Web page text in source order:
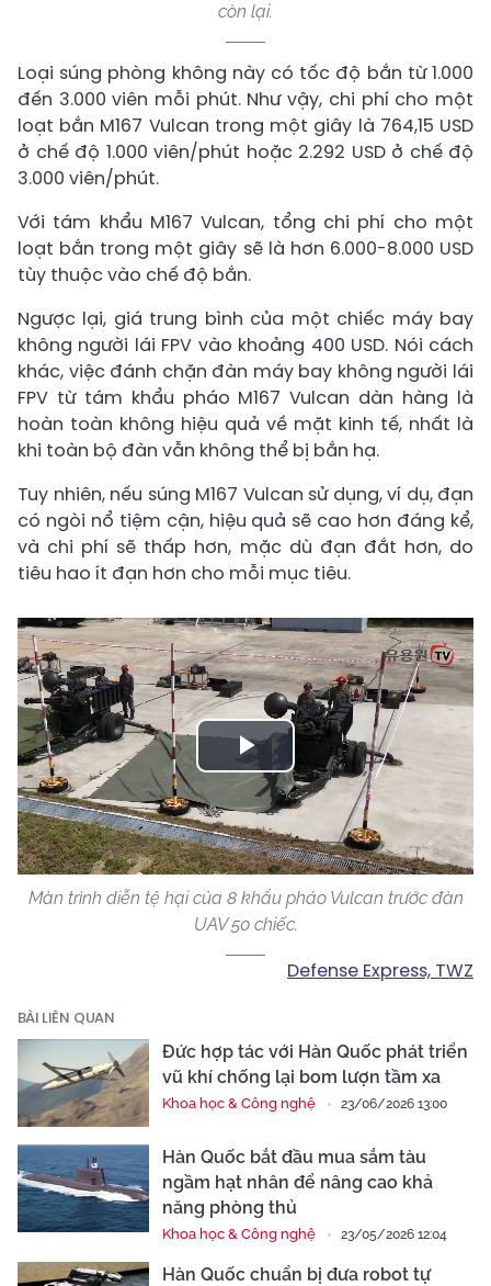
còn lại.
Loại súng phòng không này có tốc độ bắn từ 1.000
đến 3.000 viên mỗi phút. Như vậy, chi phí cho một
loạt bắn M167 Vulcan trong một giây là 764,15 USD
ở chế độ 1.000 viên/phút hoặc 2.292 USD ở chế độ
3.000 viên/phút.
Với tám khẩu M167 Vulcan, tổng chi phí cho một
loạt bắn trong một giây sẽ là hơn 6.000-8.000 USD
tùy thuộc vào chế độ bắn.
Ngược lại, giá trung bình của một chiếc máy bay
không người lái FPV vào khoảng 400 USD. Nói cách
khác, việc đánh chặn đàn máy bay không người lái
FPV từ tám khẩu pháo M167 Vulcan dàn hàng là
hoàn toàn không hiệu quả về mặt kinh tế, nhất là
khi toàn bộ đàn vẫn không thể bị bắn hạ.
Tuy nhiên, nếu súng M167 Vulcan sử dụng, ví dụ, đạn
có ngòi nổ tiệm cận, hiệu quả sẽ cao hơn đáng kể,
và chi phí sẽ thấp hơn, mặc dù đạn đắt hơn, do
tiêu hao ít đạn hơn cho mỗi mục tiêu.
Play
Video
Màn trình diễn tệ hại của 8 khẩu pháo Vulcan trước đàn
UAV 50 chiếc.
Defense Express, TWZ
BÀI LIÊN QUAN
Đức hợp tác với Hàn Quốc phát triển
vũ khí chống lại bom lượn tầm xa
Khoa học & Công nghệ 23/06/2026 13:00
Hàn Quốc bắt đầu mua sắm tàu
ngầm hạt nhân để nâng cao khả
năng phòng thủ
Khoa học & Công nghệ 23/05/2026 12:04
Hàn Quốc chuẩn bị đưa robot tự